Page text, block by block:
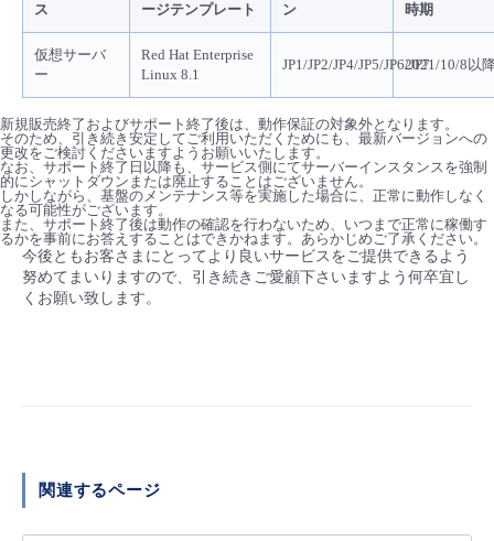
- Flexible InterConnect
- vUTM2
ス
ージテンプレート
ン
時期
仮想サーバ
ー
Red Hat Enterprise
Linux 8.1
JP1/JP2/JP4/JP5/JP6/JP72021/10/8以
新規販売終了およびサポート終了後は、動作保証の対象外となります。
そのため、引き続き安定してご利用いただくためにも、最新バージョンへの
更改をご検討くださいますようお願いいたします。
なお、サポート終了日以降も、サービス側にてサーバーインスタンスを強制
的にシャットダウンまたは廃止することはございません。
しかしながら、基盤のメンテナンス等を実施した場合に、正常に動作しなく
なる可能性がございます。
また、サポート終了後は動作の確認を行わないため、いつまで正常に稼働す
るかを事前にお答えすることはできかねます。あらかじめご了承ください。
今後ともお客さまにとってより良いサービスをご提供できるよう
努めてまいりますので、引き続きご愛顧下さいますよう何卒宜し
くお願い致します。
関連するページ